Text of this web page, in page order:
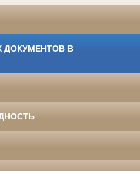
ДОКУМЕНТОВ В